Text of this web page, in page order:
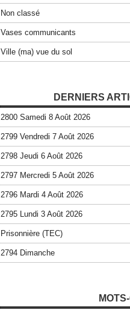
Non classé
Vases communicants
Ville (ma) vue du sol
DERNIERS
2800 Samedi 8 Août 2026
2799 Vendredi 7 Août 2026
2798 Jeudi 6 Août 2026
2797 Mercredi 5 Août 2026
2796 Mardi 4 Août 2026
2795 Lundi 3 Août 2026
Prisonnière (TEC)
2794 Dimanche